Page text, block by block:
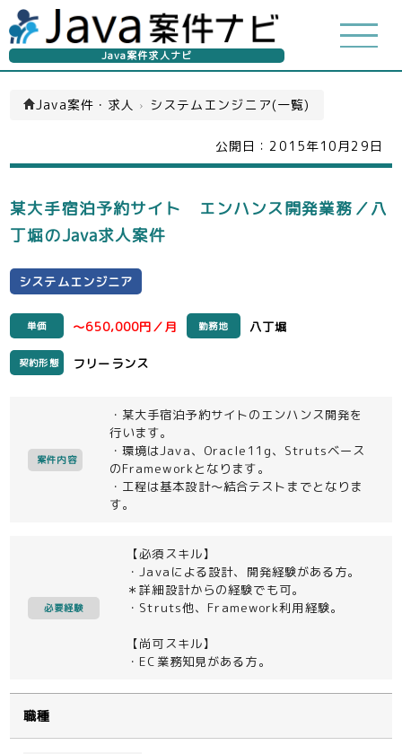
Java案件求人ナビ
Java案件・求人 › システムエンジニア(一覧)
公開日： 2015年10月29日
某大手宿泊予約サイト エンハンス開発業務／八
丁堀のJava求人案件
システムエンジニア
単価 ～650,000円／月 勤務地 八丁堀
契約形態 フリーランス
案件内容
・某大手宿泊予約サイトのエンハンス開発を
行います。
・環境はJava、Oracle11g、Strutsベース
のFrameworkとなります。
・工程は基本設計～結合テストまでとなりま
す。
必要経験
【必須スキル】
・Javaによる設計、開発経験がある方。
＊詳細設計からの経験でも可。
・Struts他、Framework利用経験。
【尚可スキル】
・EC業務知見がある方。
職種